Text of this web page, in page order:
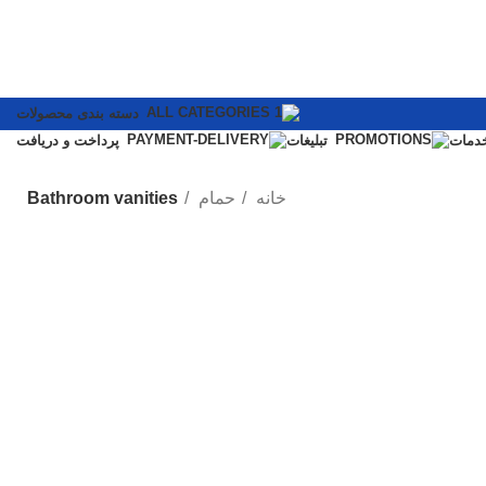
دسته بندی محصولات
تبلیغات پرداخت و دریافت
خانه حمام Bathroom vanities